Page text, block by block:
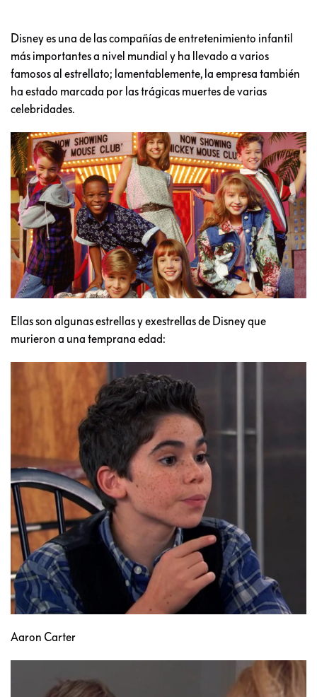
Disney es una de las compañías de entretenimiento infantil
más importantes a nivel mundial y ha llevado a varios
famosos al estrellato; lamentablemente, la empresa también
ha estado marcada por las trágicas muertes de varias
celebridades.
Ellas son algunas estrellas y exestrellas de Disney que
murieron a una temprana edad:
Aaron Carter